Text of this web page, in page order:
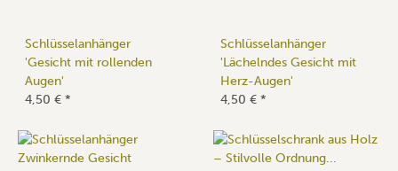
Schlüsselanhänger
'Gesicht mit rollenden
Augen'
4,50 € *
Schlüsselanhänger
'Lächelndes Gesicht mit
Herz-Augen'
4,50 € *